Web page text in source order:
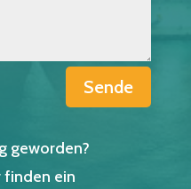
Sende
geworden?
finden ein